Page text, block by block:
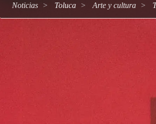
Noticias Toluca arte y cultura